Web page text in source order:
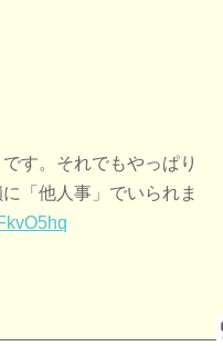
す。それでもやっぱり
「他人事」でいられま